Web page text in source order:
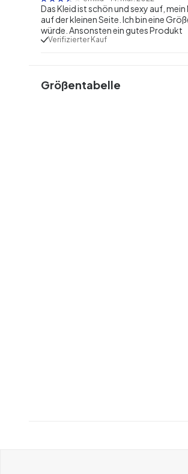
Das Kleid ist schön und sexy auf,
auf der kleinen Seite. Ich bin eine
würde. Ansonsten ein gutes Produkt
Verifizierter Kauf
Größentabelle